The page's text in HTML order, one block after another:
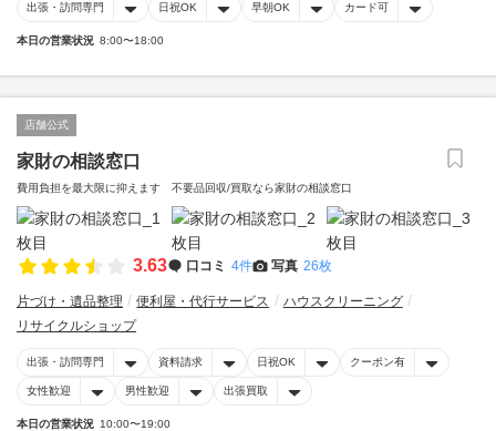
出張・訪問専門 日祝OK 早朝OK カード可
本日の営業状況 8:00〜18:00
店舗公式
家財の相談窓口
費用負担を最大限に抑えます 不要品回収/買取なら家財の相談窓口
3.63 口コミ 4件 写真 26枚
片づけ・遺品整理 便利屋・代行サービス
ハウスクリーニング
リサイクルショップ
出張・訪問専門 資料請求 日祝OK クーポン有
女性歓迎 男性歓迎 出張買取
本日の営業状況 10:00〜19:00